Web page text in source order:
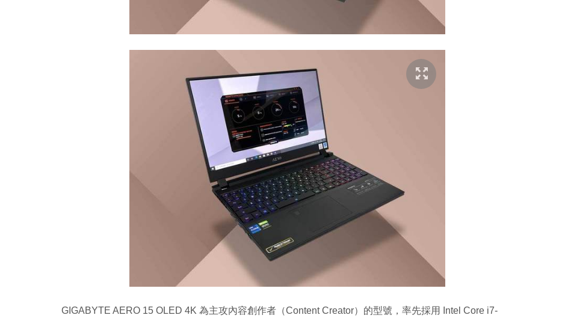
GIGABYTE AERO 15 OLED 4K 為主攻內容創作者（Content Creator）的型號，率先採用 Intel Core i7-